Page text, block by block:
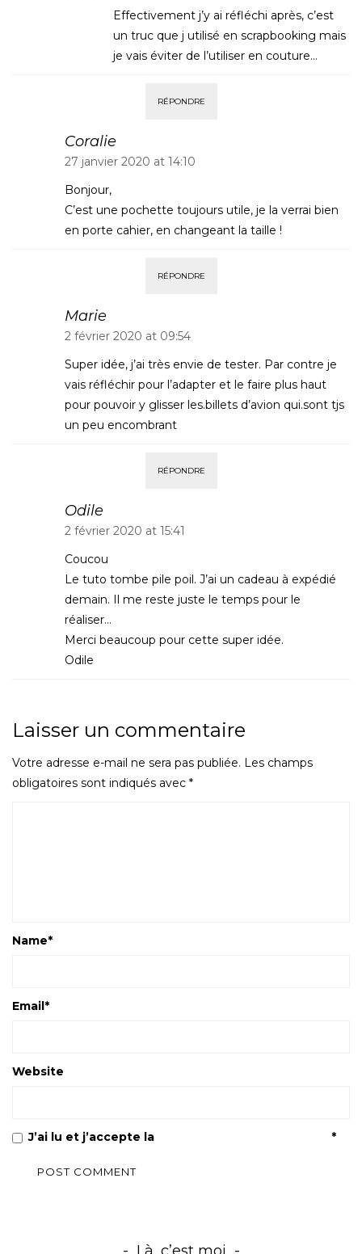
Effectivement j’y ai réfléchi après, c’est
un truc que j utilisé en scrapbooking mais
je vais éviter de l’utiliser en couture…
RÉPONDRE
Coralie
27 janvier 2020 at 14:10
Bonjour,
C’est une pochette toujours utile, je la verrai bien
en porte cahier, en changeant la taille !
RÉPONDRE
Marie
2 février 2020 at 09:54
Super idée, j’ai très envie de tester. Par contre je
vais réfléchir pour l’adapter et le faire plus haut
pour pouvoir y glisser les.billets d’avion qui.sont tjs
un peu encombrant
RÉPONDRE
Odile
2 février 2020 at 15:41
Coucou
Le tuto tombe pile poil. J’ai un cadeau à expédié
demain. Il me reste juste le temps pour le
réaliser…
Merci beaucoup pour cette super idée.
Odile
Laisser un commentaire
Votre adresse e-mail ne sera pas publiée. Les champs
obligatoires sont indiqués avec *
Name*
Email*
Website
J’ai lu et j’accepte la *